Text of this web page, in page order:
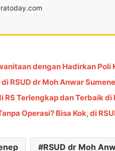
dengan Hadirkan Poli
RSUD dr Moh Anwar
RS Terlengkap dan Terbaik di
Operasi? Bisa Kok, di
RSUD dr Moh